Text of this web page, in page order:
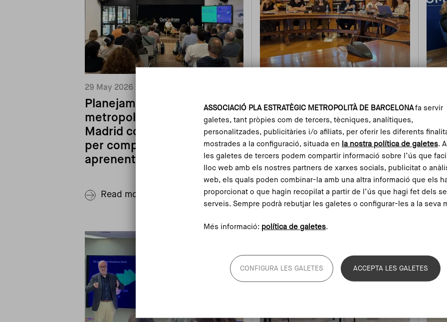
29 May 2026
Planejament i governança
metropolitana: Barcelona i
Madrid comparen models
per compartir
aprenentatges
Read more
Del seguiment a la
transformació: el PEMB
presenta el seu model
d’avaluació de les missions
a la trobada d’Ebrópolis
Read more
ASSOCIACIÓ PLA ESTRATÈGIC METROPOLITÀ DE BARCELONAfa servir
galetes, tant pròpies com de tercers, tècniques, analítiques,
personalitzades, publicitàries i/o afiliats, per oferir les diferents
mostrades a la configuració, situada en la nostra política de galetes.
les galetes de tercers podem compartir informació sobre l’ús que faci
lloc web amb els nostres partners de xarxes socials, publicitat o
web, els quals poden combinar-la amb una altra informació que els
proporcionat o que hagin recopilat a partir de l’ús que hagi fet dels
serveis. Sempre podrà rebutjar les galetes o configurar-les a la seva
Més informació: política de galetes.
CONFIGURA LES GALETES ACCEPTA LES GALETES